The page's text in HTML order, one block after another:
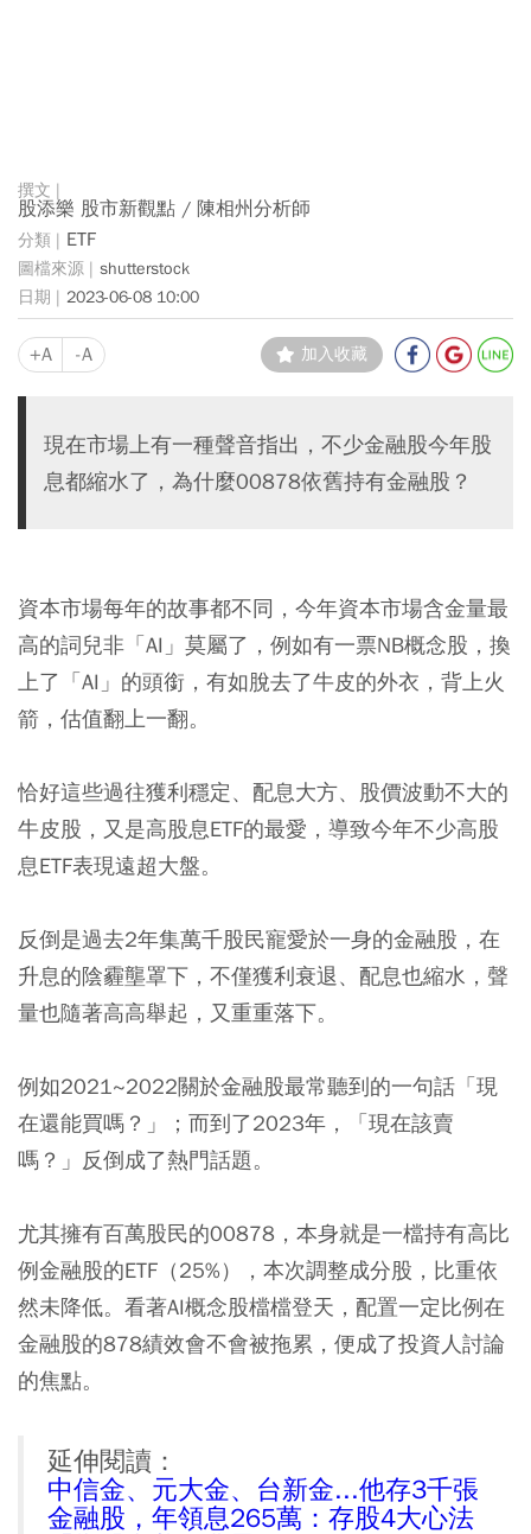
股添樂 股市新觀點 / 陳相州分析師
ETF
shutterstock
2023-06-08 10:00
+A -A 加入收藏
現在市場上有一種聲音指出，不少金融股今年股
息都縮水了，為什麼00878依舊持有金融股？
資本市場每年的故事都不同，今年資本市場含金量最
高的詞兒非「AI」莫屬了，例如有一票NB概念股，換
上了「AI」的頭銜，有如脫去了牛皮的外衣，背上火
箭，估值翻上一翻。
恰好這些過往獲利穩定、配息大方、股價波動不大的
牛皮股，又是高股息ETF的最愛，導致今年不少高股
息ETF表現遠超大盤。
反倒是過去2年集萬千股民寵愛於一身的金融股，在
升息的陰霾壟罩下，不僅獲利衰退、配息也縮水，聲
量也隨著高高舉起，又重重落下。
例如2021~2022關於金融股最常聽到的一句話「現
在還能買嗎？」；而到了2023年，「現在該賣
嗎？」反倒成了熱門話題。
尤其擁有百萬股民的00878，本身就是一檔持有高比
例金融股的ETF（25%），本次調整成分股，比重依
然未降低。看著AI概念股檔檔登天，配置一定比例在
金融股的878績效會不會被拖累，便成了投資人討論
的焦點。
延伸閱讀：
中信金、元大金、台新金...他存3千張
金融股，年領息265萬：存股4大心法